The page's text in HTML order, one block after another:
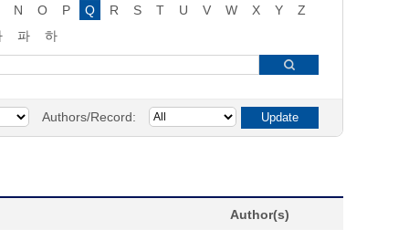
N O P Q R S T U V W X Y
Z
파
하
Authors/Record:
Author(s)